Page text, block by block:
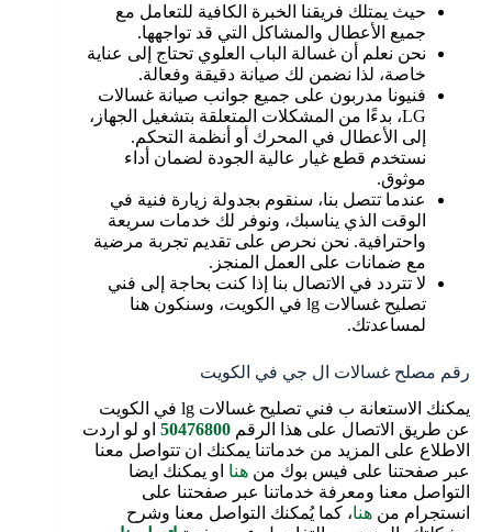
حيث يمتلك فريقنا الخبرة الكافية للتعامل مع
جميع الأعطال والمشاكل التي قد تواجهها.
نحن نعلم أن غسالة الباب العلوي تحتاج إلى عناية
خاصة، لذا نضمن لك صيانة دقيقة وفعالة.
فنيونا مدربون على جميع جوانب صيانة غسالات
LG، بدءًا من المشكلات المتعلقة بتشغيل الجهاز،
إلى الأعطال في المحرك أو أنظمة التحكم.
نستخدم قطع غيار عالية الجودة لضمان أداء
موثوق.
عندما تتصل بنا، سنقوم بجدولة زيارة فنية في
الوقت الذي يناسبك، ونوفر لك خدمات سريعة
واحترافية. نحن نحرص على تقديم تجربة مرضية
مع ضمانات على العمل المنجز.
لا تتردد في الاتصال بنا إذا كنت بحاجة إلى فني
تصليح غسالات lg في الكويت، وسنكون هنا
لمساعدتك.
رقم مصلح غسالات ال جي في الكويت
يمكنك الاستعانة ب فني تصليح غسالات lg في الكويت
عن طريق الاتصال على هذا الرقم 50476800 او لو اردت
الاطلاع على المزيد من خدماتنا يمكنك ان تتواصل معنا
عبر صفحتنا على فيس بوك من هنا او يمكنك ايضا
التواصل معنا ومعرفة خدماتنا عبر صفحتنا على
انستجرام من هنا، كما يُمكنك التواصل معنا وشرح